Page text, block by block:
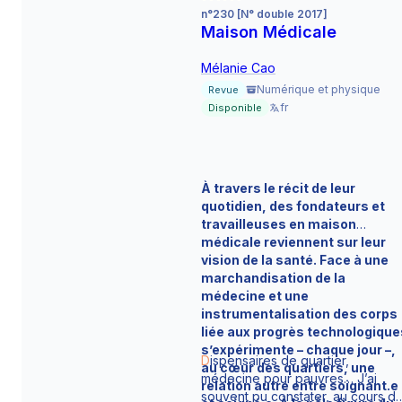
l’hôpital.
plus touchés par cette mesure.
n°230 [N° double 2017]
Maison Médicale
Mélanie Cao
Revue Numérique et physique
Disponible fr
À travers le récit de leur
quotidien, des fondateurs et
travailleuses en maison
médicale reviennent sur leur
vision de la santé. Face à une
marchandisation de la
médecine et une
instrumentalisation des corps
liée aux progrès
s’expérimente – chaque jour –,
au cœur des quartiers, une
relation autre entre soignant.e
Dispensaires de quartier,
médecine pour pauvres… J’ai
souvent pu constater, au cours